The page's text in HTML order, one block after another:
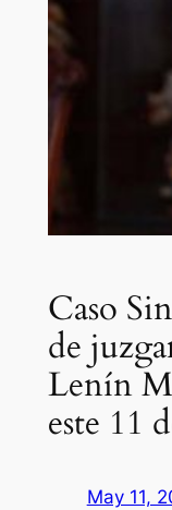
Caso
de
Lenín
este 11
May 11,